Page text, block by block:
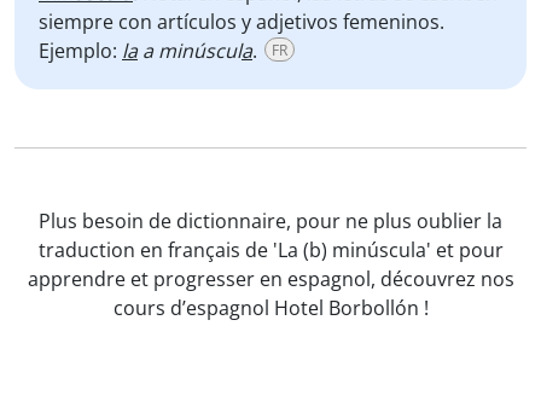
siempre con artículos y adjetivos femeninos.
Ejemplo: laa minúscula. FR
Plus besoin de dictionnaire, pour ne plus oublier la
traduction en français de 'La (b) minúscula' et pour
apprendre et progresser en espagnol, découvrez nos
cours d’espagnol Hotel Borbollón !